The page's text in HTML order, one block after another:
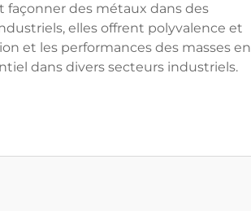
façonner des métaux dans des
elles offrent polyvalence et
et les performances des masses en
dans divers secteurs industriels.